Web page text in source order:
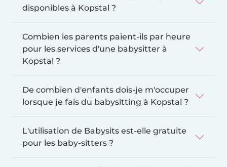
disponibles à Kopstal ?
Combien les parents paient-ils par heure
pour les services d'une babysitter à
Kopstal ?
De combien d'enfants dois-je m'occuper
lorsque je fais du babysitting à Kopstal ?
L'utilisation de Babysits est-elle gratuite
pour les baby-sitters ?